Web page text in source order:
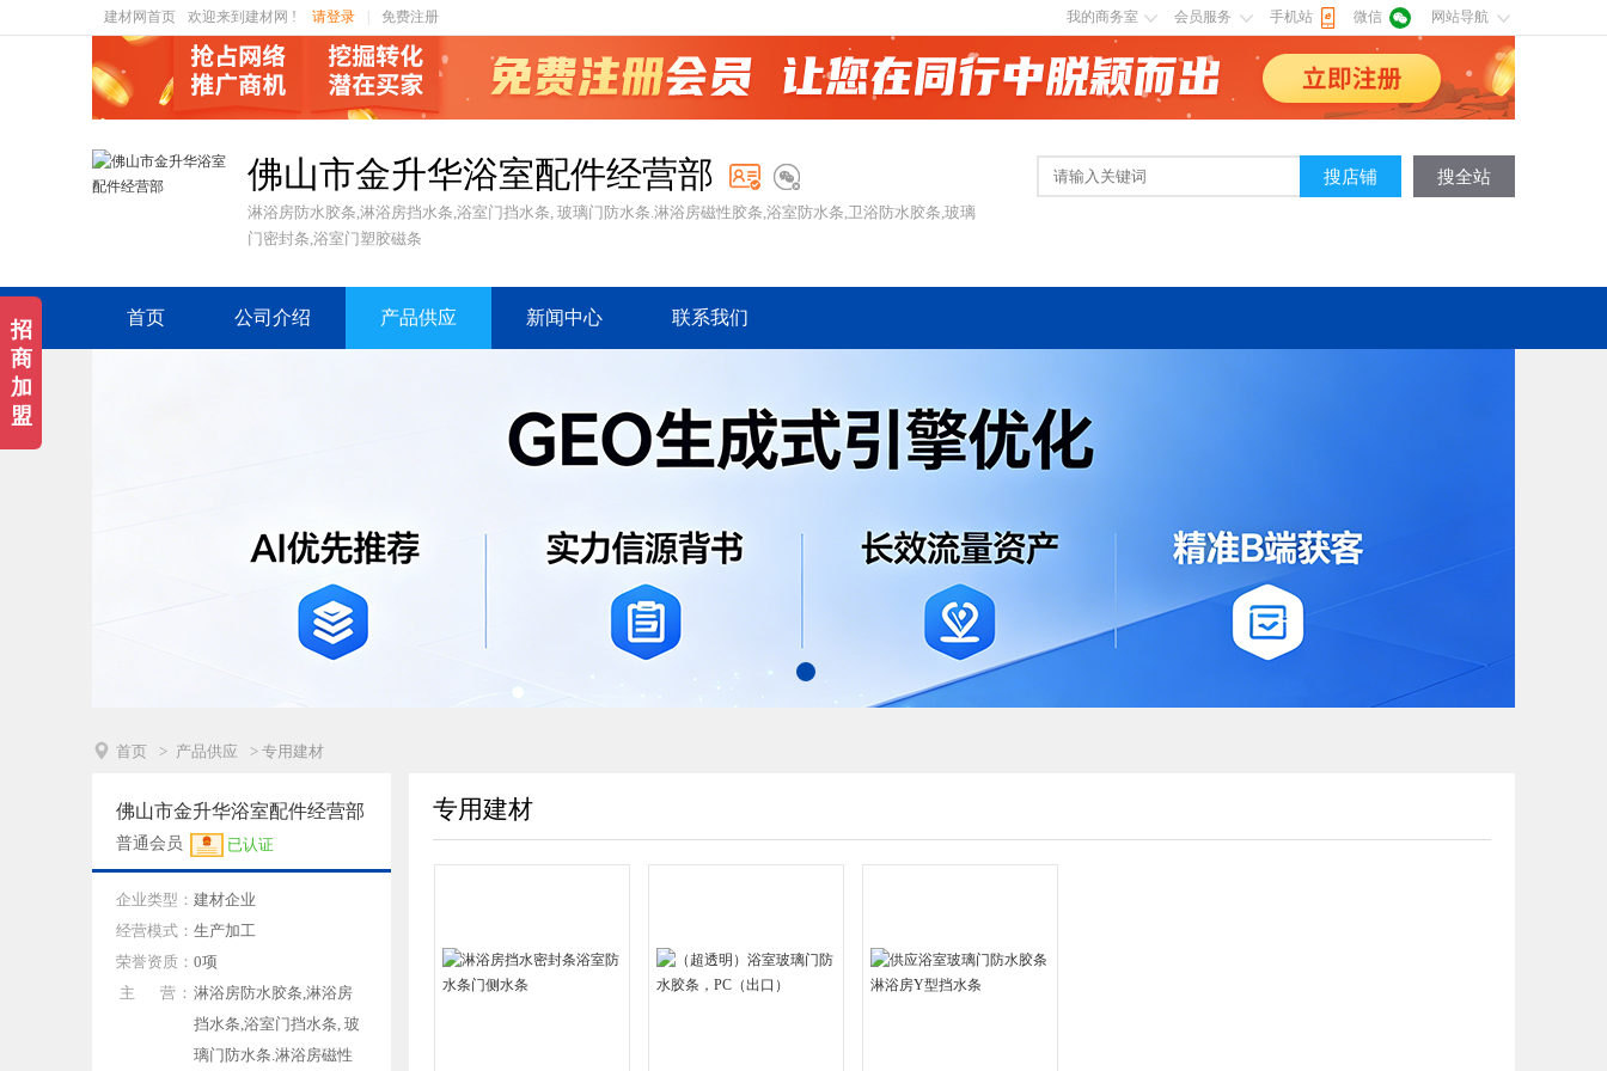
建材网首页 欢迎来到建材网 ! 请登录 免费注册 我的商务室 会员服务 手机站 微信 网站导航
佛山市金升华浴室配件经营部
淋浴房防水胶条,淋浴房挡水条,浴室门挡水条, 玻璃门防水条.淋浴房磁性胶条,浴室防水条,卫浴防水胶条,玻璃
门密封条,浴室门塑胶磁条
搜店铺 搜全站
首页 公司介绍 产品供应 新闻中心 联系我们
 首页 > 产品供应 > 专用建材
专用建材
佛山市金升华浴室配件经营部
普通会员 已认证
企业类型： 建材企业
经营模式： 生产加工
荣誉资质： 0项
主 营： 淋浴房防水胶条,淋浴房
挡水条,浴室门挡水条, 玻
璃门防水条.淋浴房磁性
招
商
加
盟